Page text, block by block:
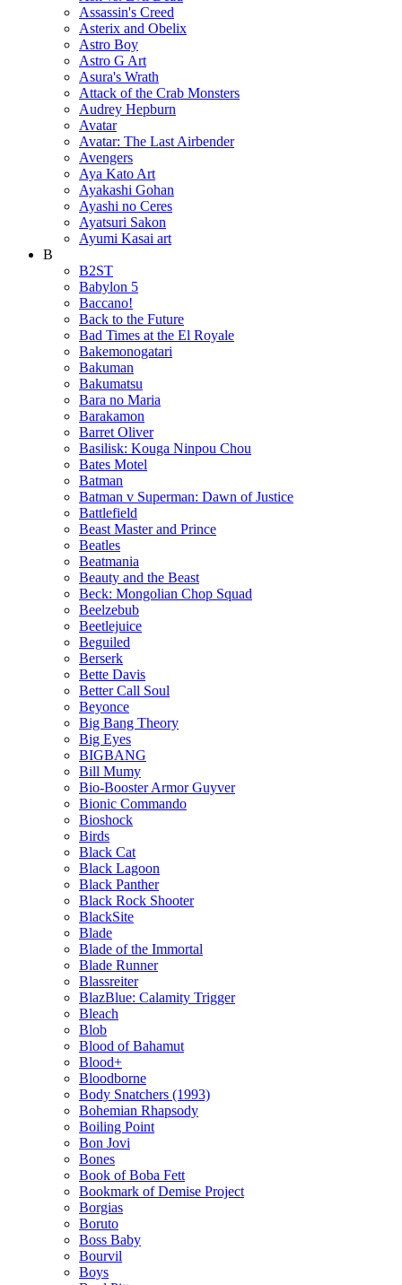
Assassin's Creed
Asterix and Obelix
Astro Boy
Astro G Art
Asura's Wrath
Attack of the Crab Monsters
Audrey Hepburn
Avatar
Avatar: The Last Airbender
Avengers
Aya Kato Art
Ayakashi Gohan
Ayashi no Ceres
Ayatsuri Sakon
Ayumi Kasai art
B
B2ST
Babylon 5
Baccano!
Back to the Future
Bad Times at the El Royale
Bakemonogatari
Bakuman
Bakumatsu
Bara no Maria
Barakamon
Barret Oliver
Basilisk: Kouga Ninpou Chou
Bates Motel
Batman
Batman v Superman: Dawn of Justice
Battlefield
Beast Master and Prince
Beatles
Beatmania
Beauty and the Beast
Beck: Mongolian Chop Squad
Beelzebub
Beetlejuice
Beguiled
Berserk
Bette Davis
Better Call Soul
Beyonce
Big Bang Theory
Big Eyes
BIGBANG
Bill Mumy
Bio-Booster Armor Guyver
Bionic Commando
Bioshock
Birds
Black Cat
Black Lagoon
Black Panther
Black Rock Shooter
BlackSite
Blade
Blade of the Immortal
Blade Runner
Blassreiter
BlazBlue: Calamity Trigger
Bleach
Blob
Blood of Bahamut
Blood+
Bloodborne
Body Snatchers (1993)
Bohemian Rhapsody
Boiling Point
Bon Jovi
Bones
Book of Boba Fett
Bookmark of Demise Project
Borgias
Boruto
Boss Baby
Bourvil
Boys